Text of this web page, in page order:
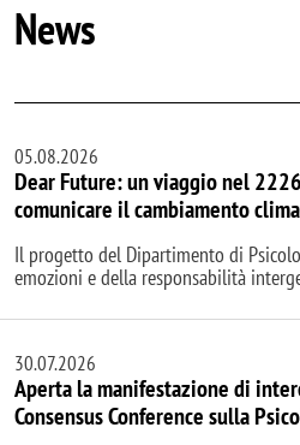
News
05.08.2026
Dear Future: un viaggio nel
comunicare il cambiamento
Il progetto del Dipartimento di
emozioni e della responsabilità
30.07.2026
Aperta la manifestazione di
Consensus Conference sulla